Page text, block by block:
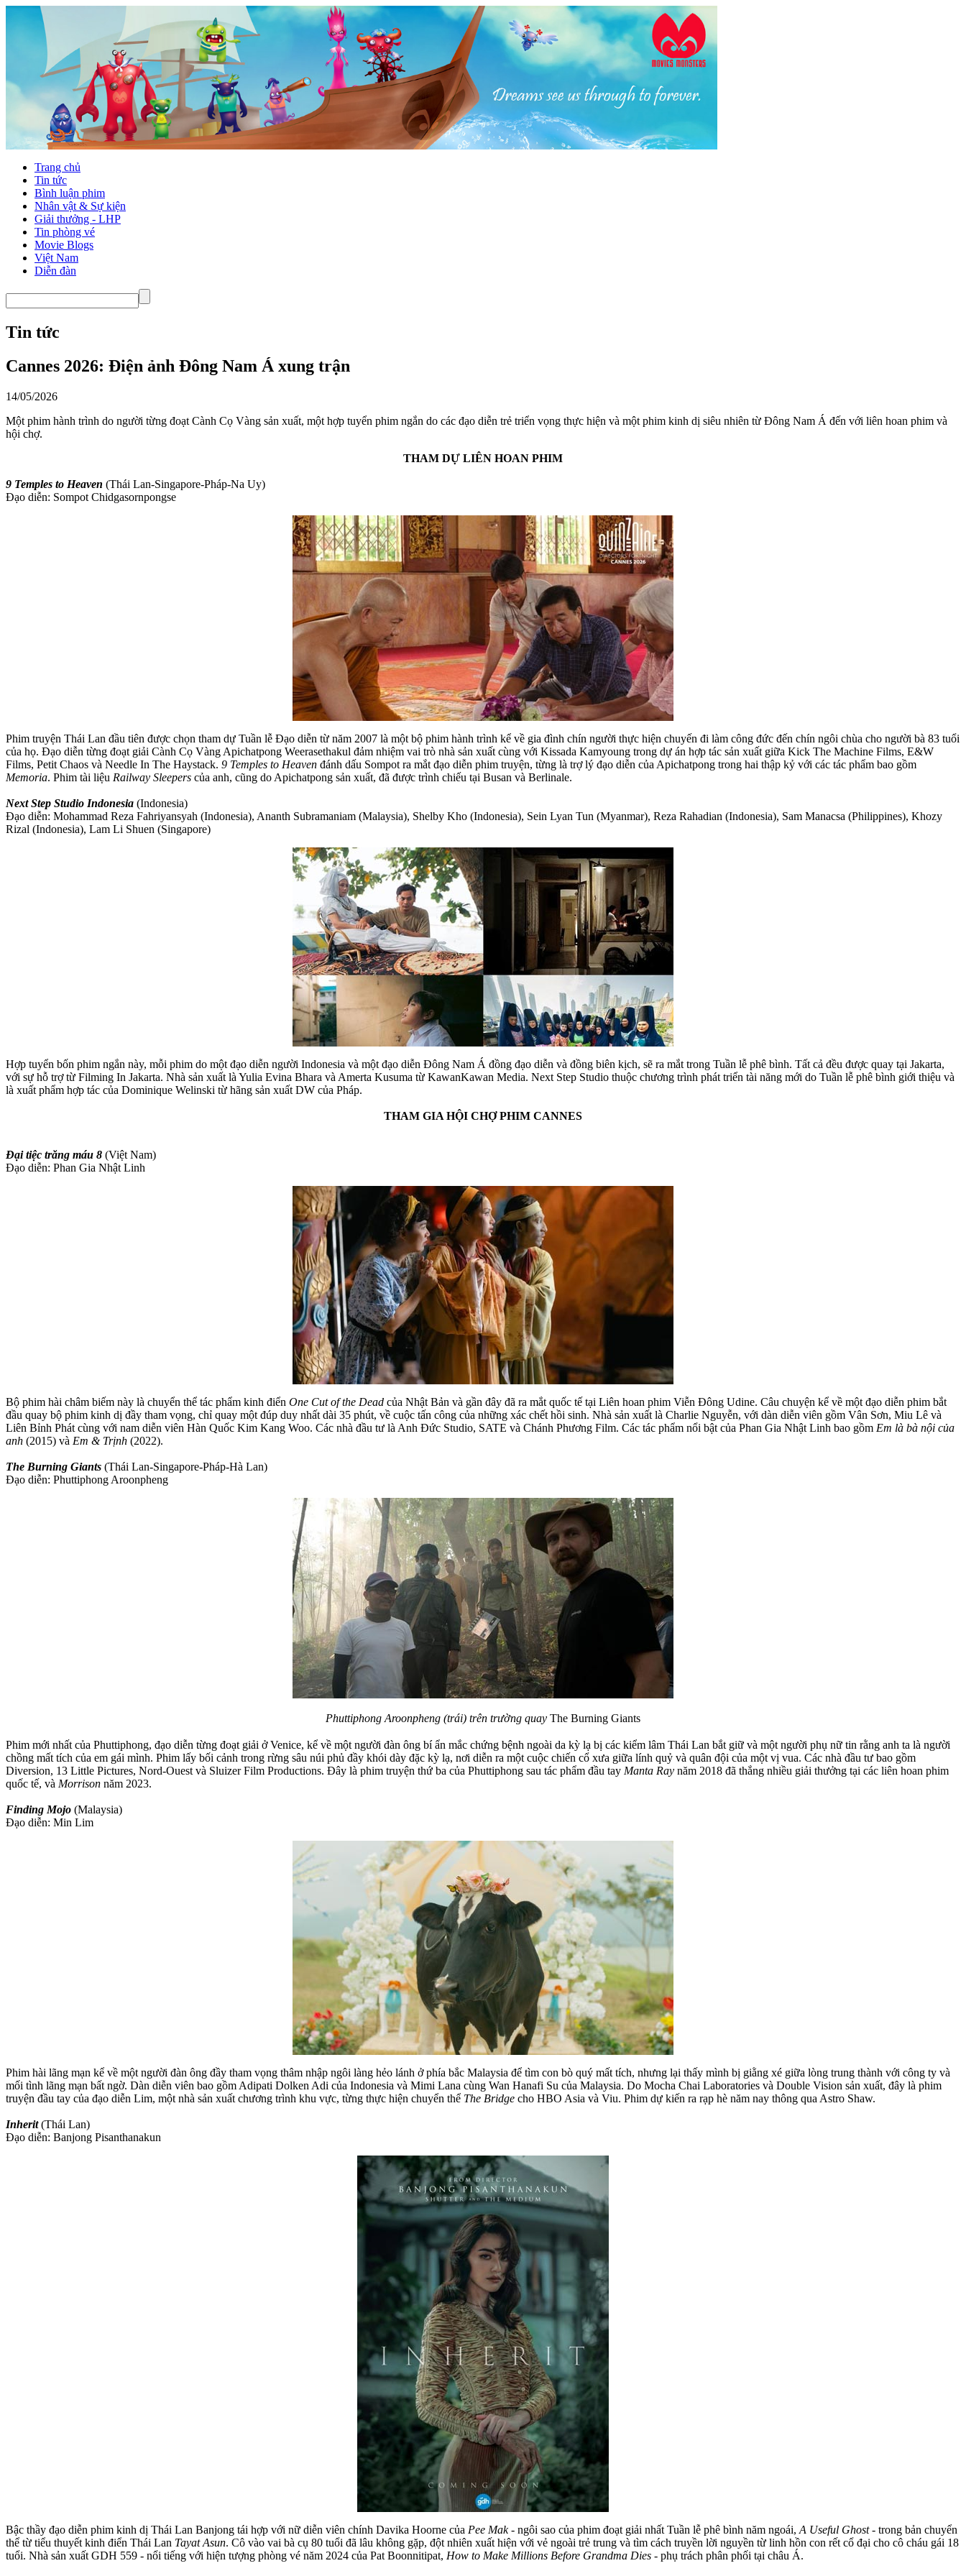
Trang chủ
Tin tức
Bình luận phim
Nhân vật & Sự kiện
Giải thưởng - LHP
Tin phòng vé
Movie Blogs
Việt Nam
Diễn đàn
Tin tức
Cannes 2026: Điện ảnh Đông Nam Á xung trận
14/05/2026
Một phim hành trình do người từng đoạt Cành Cọ Vàng sản xuất, một hợp tuyển phim ngắn do các đạo diễn trẻ triển vọng thực hiện và một phim kinh dị siêu nhiên từ Đông Nam Á đến với liên hoan phim và
hội chợ.
THAM DỰ LIÊN HOAN PHIM
9 Temples to Heaven (Thái Lan-Singapore-Pháp-Na Uy)
Đạo diễn: Sompot Chidgasornpongse
Phim truyện Thái Lan đầu tiên được chọn tham dự Tuần lễ Đạo diễn từ năm 2007 là một bộ phim hành trình kể về gia đình chín người thực hiện chuyến đi làm công đức đến chín ngôi chùa cho người bà 83 tuổi
của họ. Đạo diễn từng đoạt giải Cành Cọ Vàng Apichatpong Weerasethakul đảm nhiệm vai trò nhà sản xuất cùng với Kissada Kamyoung trong dự án hợp tác sản xuất giữa Kick The Machine Films, E&W
Films, Petit Chaos và Needle In The Haystack. 9 Temples to Heaven đánh dấu Sompot ra mắt đạo diễn phim truyện, từng là trợ lý đạo diễn của Apichatpong trong hai thập kỷ với các tác phẩm bao gồm
Memoria. Phim tài liệu Railway Sleepers của anh, cũng do Apichatpong sản xuất, đã được trình chiếu tại Busan và Berlinale.
Next Step Studio Indonesia (Indonesia)
Đạo diễn: Mohammad Reza Fahriyansyah (Indonesia), Ananth Subramaniam (Malaysia), Shelby Kho (Indonesia), Sein Lyan Tun (Myanmar), Reza Rahadian (Indonesia), Sam Manacsa (Philippines), Khozy
Rizal (Indonesia), Lam Li Shuen (Singapore)
Hợp tuyển bốn phim ngắn này, mỗi phim do một đạo diễn người Indonesia và một đạo diễn Đông Nam Á đồng đạo diễn và đồng biên kịch, sẽ ra mắt trong Tuần lễ phê bình. Tất cả đều được quay tại Jakarta,
với sự hỗ trợ từ Filming In Jakarta. Nhà sản xuất là Yulia Evina Bhara và Amerta Kusuma từ KawanKawan Media. Next Step Studio thuộc chương trình phát triển tài năng mới do Tuần lễ phê bình giới thiệu và
là xuất phẩm hợp tác của Dominique Welinski từ hãng sản xuất DW của Pháp.
THAM GIA HỘI CHỢ PHIM CANNES
Đại tiệc trăng máu 8 (Việt Nam)
Đạo diễn: Phan Gia Nhật Linh
Bộ phim hài châm biếm này là chuyển thể tác phẩm kinh điển One Cut of the Dead của Nhật Bản và gần đây đã ra mắt quốc tế tại Liên hoan phim Viễn Đông Udine. Câu chuyện kể về một đạo diễn phim bắt
đầu quay bộ phim kinh dị đầy tham vọng, chỉ quay một đúp duy nhất dài 35 phút, về cuộc tấn công của những xác chết hồi sinh. Nhà sản xuất là Charlie Nguyễn, với dàn diễn viên gồm Vân Sơn, Miu Lê và
Liên Bỉnh Phát cùng với nam diễn viên Hàn Quốc Kim Kang Woo. Các nhà đầu tư là Anh Đức Studio, SATE và Chánh Phương Film. Các tác phẩm nổi bật của Phan Gia Nhật Linh bao gồm Em là bà nội của
anh (2015) và Em & Trịnh (2022).
The Burning Giants (Thái Lan-Singapore-Pháp-Hà Lan)
Đạo diễn: Phuttiphong Aroonpheng
Phuttiphong Aroonpheng (trái) trên trường quay The Burning Giants
Phim mới nhất của Phuttiphong, đạo diễn từng đoạt giải ở Venice, kể về một người đàn ông bí ẩn mắc chứng bệnh ngoài da kỳ lạ bị các kiểm lâm Thái Lan bắt giữ và một người phụ nữ tin rằng anh ta là người
chồng mất tích của em gái mình. Phim lấy bối cảnh trong rừng sâu núi phủ đầy khói dày đặc kỳ lạ, nơi diễn ra một cuộc chiến cổ xưa giữa lính quỷ và quân đội của một vị vua. Các nhà đầu tư bao gồm
Diversion, 13 Little Pictures, Nord-Ouest và Sluizer Film Productions. Đây là phim truyện thứ ba của Phuttiphong sau tác phẩm đầu tay Manta Ray năm 2018 đã thắng nhiều giải thưởng tại các liên hoan phim
quốc tế, và Morrison năm 2023.
Finding Mojo (Malaysia)
Đạo diễn: Min Lim
Phim hài lãng mạn kể về một người đàn ông đầy tham vọng thâm nhập ngôi làng hẻo lánh ở phía bắc Malaysia để tìm con bò quý mất tích, nhưng lại thấy mình bị giằng xé giữa lòng trung thành với công ty và
mối tình lãng mạn bất ngờ. Dàn diễn viên bao gồm Adipati Dolken Adi của Indonesia và Mimi Lana cùng Wan Hanafi Su của Malaysia. Do Mocha Chai Laboratories và Double Vision sản xuất, đây là phim
truyện đầu tay của đạo diễn Lim, một nhà sản xuất chương trình khu vực, từng thực hiện chuyển thể The Bridge cho HBO Asia và Viu. Phim dự kiến ra rạp hè năm nay thông qua Astro Shaw.
Inherit(Thái Lan)
Đạo diễn: Banjong Pisanthanakun
Bậc thầy đạo diễn phim kinh dị Thái Lan Banjong tái hợp với nữ diễn viên chính Davika Hoorne của Pee Mak- ngôi sao của phim đoạt giải nhất Tuần lễ phê bình năm ngoái, A Useful Ghost- trong bản chuyển
thể từ tiểu thuyết kinh điển Thái Lan Tayat Asun. Cô vào vai bà cụ 80 tuổi đã lâu không gặp, đột nhiên xuất hiện với vẻ ngoài trẻ trung và tìm cách truyền lời nguyền từ linh hồn con rết cổ đại cho cô cháu gái 18
tuổi. Nhà sản xuất GDH 559 - nổi tiếng với hiện tượng phòng vé năm 2024 của Pat Boonnitipat, How to Make Millions Before Grandma Dies - phụ trách phân phối tại châu Á.